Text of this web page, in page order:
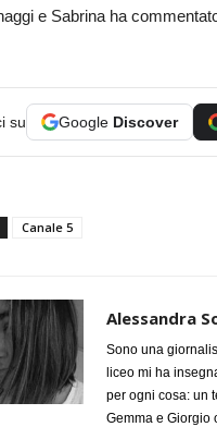
e Sabrina ha
su Google Discover
Canale 5
Alessandra
Sono una
liceo mi ha
per ogni cosa: un
Gemma e Giorgio